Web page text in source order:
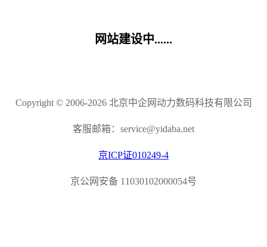
网站建设中......
Copyright © 2006-2026 北京中企网动力数码科技有限公司
客服邮箱：service@yidaba.net
京ICP证010249-4
京公网安备 11030102000054号